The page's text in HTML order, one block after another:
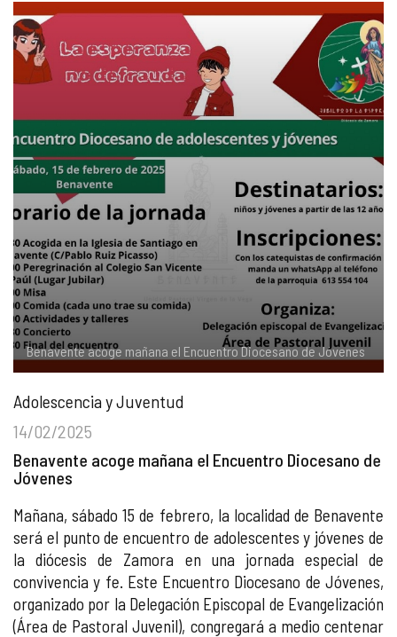
Benavente acoge mañana el Encuentro Diocesano de Jóvenes
Adolescencia y Juventud
14/02/2025
Benavente acoge mañana el Encuentro Diocesano de
Jóvenes
Mañana, sábado 15 de febrero, la localidad de Benavente
será el punto de encuentro de adolescentes y jóvenes de
la diócesis de Zamora en una jornada especial de
convivencia y fe. Este Encuentro Diocesano de Jóvenes,
organizado por la Delegación Episcopal de Evangelización
(Área de Pastoral Juvenil), congregará a medio centenar
COMPLIANCE
DOCTRINA DE LA IGLESIA
PORTAL DE TRANSPARENCIA
RENDICIÓN CUENTAS ENTIDADES RELIGIOSAS
PREGUNTAS FRECUENTES
PASTORAL SAMARITANA
CENTROS SOCIALES
APOSTOLADO SEGLAR
VIDA CONSAGRADA
IMÁGENES
VÍDEOS
AUDIOS